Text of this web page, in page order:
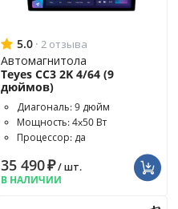
5.0 · 2 отзыва
Автомагнитола
Teyes CC3 2K 4/64 (9
дюймов)
Диагональ: 9 дюйм
Мощность: 4x50 Вт
Процессор: да
35 490₽/ шт.
В НАЛИЧИИ